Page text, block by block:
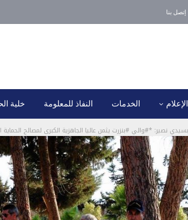
إتصل بنا
الإعلام الخدمات النفاذ للمعلومة خلية
نصير: *#والي #بنزرت يثمن عاليا الجاهزية الكبرى لمصالح